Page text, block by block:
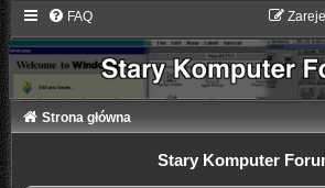
FAQ
Strona główna
Stary Komputer